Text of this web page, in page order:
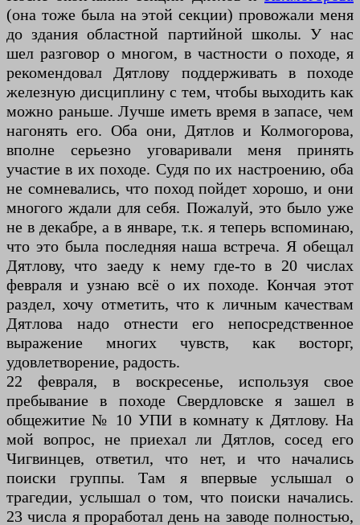
(она тоже была на этой секции) провожали меня
до здания областной партийной школы. У нас
шел разговор о многом, в частности о походе, я
рекомендовал Дятлову поддерживать в походе
железную дисциплину с тем, чтобы выходить как
можно раньше. Лучше иметь время в запасе, чем
нагонять его. Оба они, Дятлов и Колмогорова,
вполне серьезно уговаривали меня принять
участие в их походе. Судя по их настроению, оба
не сомневались, что поход пойдет хорошо, и они
многого ждали для себя. Пожалуй, это было уже
не в декабре, а в январе, т.к. я теперь вспоминаю,
что это была последняя наша встреча. Я обещал
Дятлову, что заеду к нему где-то в 20 числах
февраля и узнаю всё о их походе. Кончая этот
раздел, хочу отметить, что к личным качествам
Дятлова надо отнести его непосредственное
выражение многих чувств, как восторг,
удовлетворение, радость.
22 февраля, в воскресенье, используя свое
пребывание в походеСвердловске я зашел в
общежитие № 10 УПИ в комнату к Дятлову. На
мой вопрос, не приехал ли Дятлов, сосед его
Чигвинцев, ответил, что нет, и что начались
поиски группы. Там я впервые услышал о
трагедии, услышал о том, что поиски начались.
23 числа я проработал день на заводе полностью,